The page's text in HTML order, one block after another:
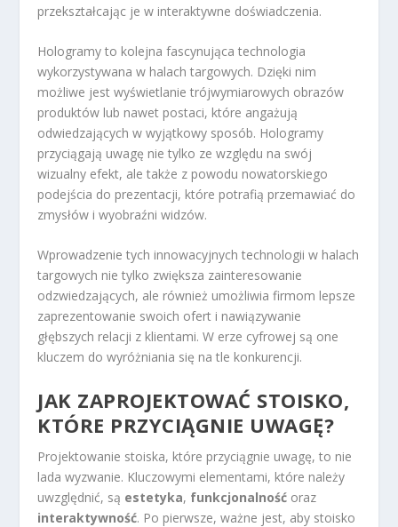
przekształcając je w interaktywne doświadczenia.
Hologramy to kolejna fascynująca technologia
wykorzystywana w halach targowych. Dzięki nim
możliwe jest wyświetlanie trójwymiarowych obrazów
produktów lub nawet postaci, które angażują
odwiedzających w wyjątkowy sposób. Hologramy
przyciągają uwagę nie tylko ze względu na swój
wizualny efekt, ale także z powodu nowatorskiego
podejścia do prezentacji, które potrafią przemawiać do
zmysłów i wyobraźni widzów.
Wprowadzenie tych innowacyjnych technologii w halach
targowych nie tylko zwiększa zainteresowanie
odzwiedzających, ale również umożliwia firmom lepsze
zaprezentowanie swoich ofert i nawiązywanie
głębszych relacji z klientami. W erze cyfrowej są one
kluczem do wyróżniania się na tle konkurencji.
JAK ZAPROJEKTOWAĆ STOISKO,
KTÓRE PRZYCIĄGNIE UWAGĘ?
Projektowanie stoiska, które przyciągnie uwagę, to nie
lada wyzwanie. Kluczowymi elementami, które należy
uwzględnić, są estetyka, funkcjonalność oraz
interaktywność. Po pierwsze, ważne jest, aby stoisko